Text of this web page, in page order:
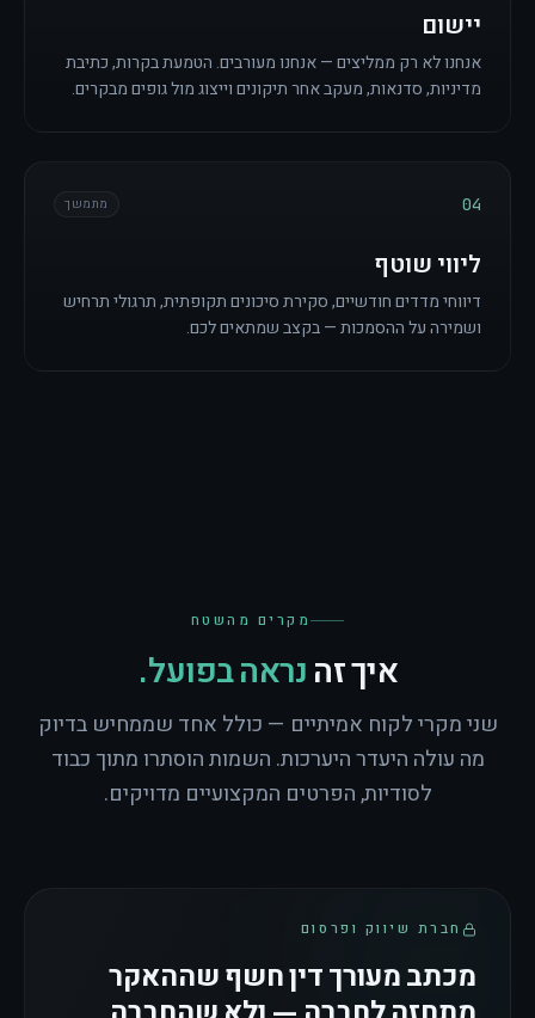
יישום
אנחנו לא רק ממליצים — אנחנו מעורבים. הטמעת בקרות, כתיבת
מדיניות, סדנאות, מעקב אחר תיקונים וייצוג מול גופים מבקרים.
04 מתמשך
ליווי שוטף
דיווחי מדדים חודשיים, סקירת סיכונים תקופתית, תרגולי תרחיש
ושמירה על ההסמכות — בקצב שמתאים לכם.
מקרים מהשטח
איך זה נראה בפועל.
שני מקרי לקוח אמיתיים — כולל אחד שממחיש בדיוק
מה עולה היעדר היערכות. השמות הוסתרו מתוך כבוד
לסודיות, הפרטים המקצועיים מדויקים.
חברת שיווק ופרסום
מכתב מעורך דין חשף שההאקר
מתחזה לחברה — ולא שהחברה